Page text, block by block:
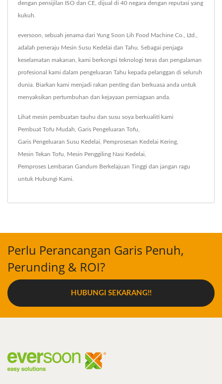
dengan pensijilan ISO dan CE, dijual di 40 negara dengan reputasi yang
kukuh.
eversoon, sebuah jenama dari Yung Soon Lih Food Machine Co., Ltd.,
adalah peneraju Mesin Susu Kedelai dan Tahu. Sebagai penjaga
keselamatan makanan, kami berkongsi teknologi teras dan pengalaman
profesional kami dalam pengeluaran Tahu kepada pelanggan di seluruh
dunia. Biarkan kami menjadi rakan penting dan berkuasa anda untuk
menyaksikan pertumbuhan dan kejayaan perniagaan anda.
Lihat mesin pembuatan tauhu dan susu soya berkualiti kami
Pembuat Tofu Mudah Garis Pengeluaran Tofu
Garis Pengeluaran Susu Kedelai Pemprosesan Kedelai Kering
Mesin Tekan Tofu Mesin Penggiling Nasi Kedelai
Pemproses Lembaran Gandum Berkelajuan Tinggi dan jangan ragu
untuk Hubungi Kami
Perlu Perancangan Garis Penuh,
Perunding & ROI?
HUBUNGI SEKARANG!!